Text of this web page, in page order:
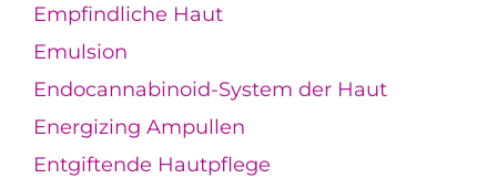
Empfindliche Haut
Emulsion
Endocannabinoid-System der Haut
Energizing Ampullen
Entgiftende Hautpflege